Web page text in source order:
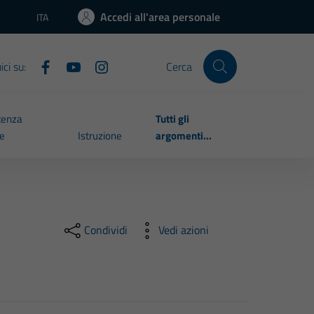
Lingua attiva:
ITA Accedi all'area personale
su: Cerca
Istruzione
Tutti gli
argomenti...
Condividi Vedi azioni